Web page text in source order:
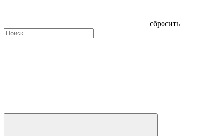
сбросить